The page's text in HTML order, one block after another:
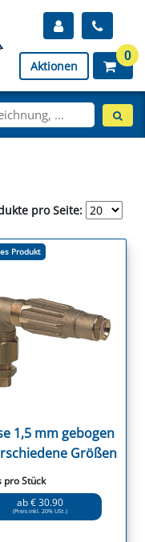
Aktionen
0
pro Seite:
Produkt
1,5 mm gebogen
Größen
pro Stück
ab € 30.90
(Preis inkl. 20% USt.)